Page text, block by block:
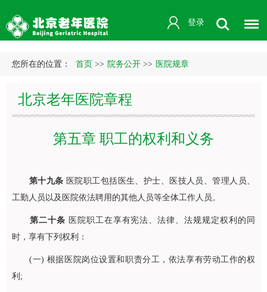
登录
您所在的位置： 首页 >> 院务公开 >> 医院规章
北京老年医院章程
第五章 职工的权利和义务
第十九条 医院职工包括医生、护士、医技人员、管理人员、
工勤人员以及医院依法聘用的其他人员等全体工作人员。
第二十条 医院职工在享有宪法、法律、法规规定权利的同
时，享有下列权利：
(一) 根据医院岗位设置和职责分工，依法享有劳动工作的权
利;